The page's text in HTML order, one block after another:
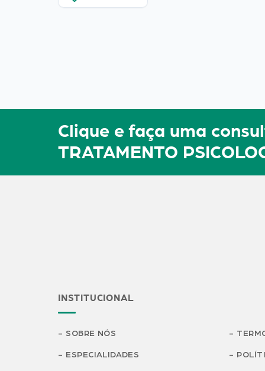
Clique e faça uma
TRATAMENTO
INSTITUCIONAL
SOBRE NÓS
ESPECIALIDADES